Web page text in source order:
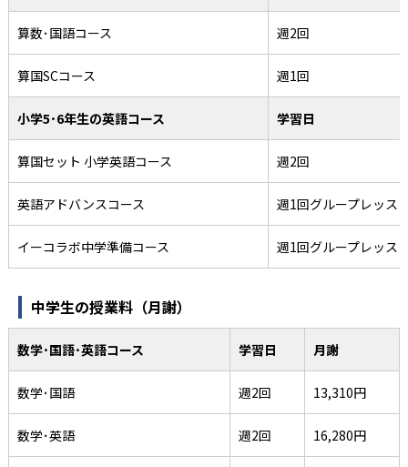
算数･国語コース 週2回
算国SCコース 週1回
小学5･6年生の英語コース 学習日
算国セット 小学英語コース 週2回
英語アドバンスコース 週1回グループレッス
イーコラボ中学準備コース 週1回グループレッス
中学生の授業料（月謝）
数学･国語･英語コース 学習日 月謝
数学･国語 週2回 13,310円
数学･英語 週2回 16,280円